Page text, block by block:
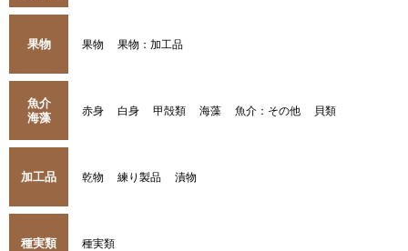
果物 果物 果物：加工品
魚介
海藻
赤身 白身 甲殻類 海藻 魚介：その他 貝類
加工品 乾物 練り製品 漬物
種実類 種実類